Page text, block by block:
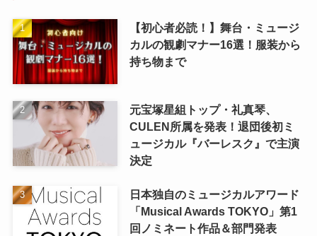
【初心者必読！】舞台・ミュージ
カルの観劇マナー16選！服装から
持ち物まで
元宝塚星組トップ・礼真琴、
CULEN所属を発表！退団後初ミ
ュージカル『バーレスク』で主演
決定
日本独自のミュージカルアワード
「Musical Awards TOKYO」第1
回ノミネート作品＆部門発表